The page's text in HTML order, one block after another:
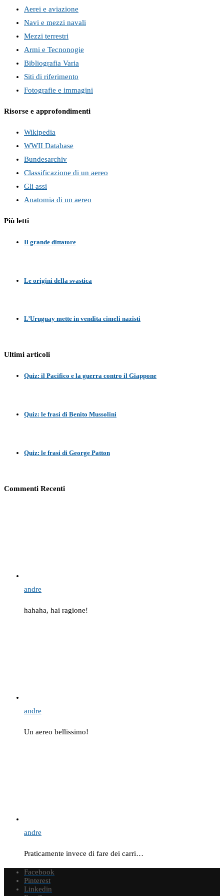
Aerei e aviazione
Navi e mezzi navali
Mezzi terrestri
Armi e Tecnonogie
Bibliografia Varia
Siti di riferimento
Fotografie e immagini
Risorse e approfondimenti
Wikipedia
WWII Database
Bundesarchiv
Classificazione di un aereo
Gli assi
Anatomia di un aereo
Più letti
Il grande dittatore
Le origini della svastica
L’Uruguay mette in vendita cimeli nazisti
Ultimi articoli
Quiz: il Pacifico e la guerra contro il Giappone
Quiz: le frasi di Benito Mussolini
Quiz: le frasi di George Patton
Commenti Recenti
andre
hahaha, hai ragione!
andre
Un aereo bellissimo!
andre
Praticamente invece di fare dei carri…
Facebook
Pinterest
Linkedin